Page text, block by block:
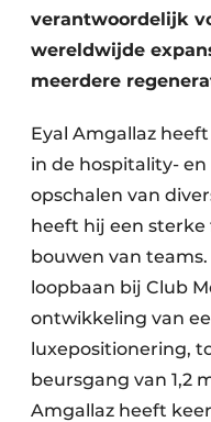
verantwoordelijk
wereldwijde
meerdere
Eyal Amgallaz
in de hospitality-
opschalen van
heeft hij een
bouwen van
loopbaan bij Club
ontwikkeling van
luxepositionering,
beursgang van 1,2
Amgallaz heeft